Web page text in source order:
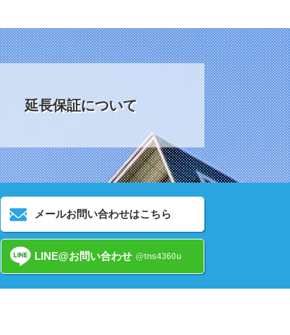
延長保証について
メールお問い合わせはこちら
LINE@お問い合わせ @tns4360u